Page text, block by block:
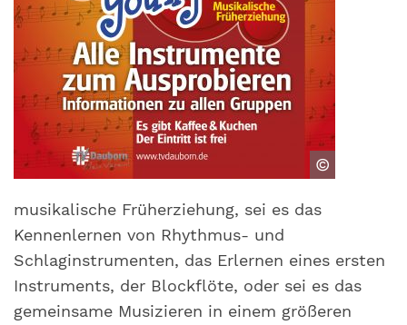
©
musikalische Früherziehung, sei es das
Kennenlernen von Rhythmus- und
Schlaginstrumenten, das Erlernen eines ersten
Instruments, der Blockflöte, oder sei es das
gemeinsame Musizieren in einem größeren